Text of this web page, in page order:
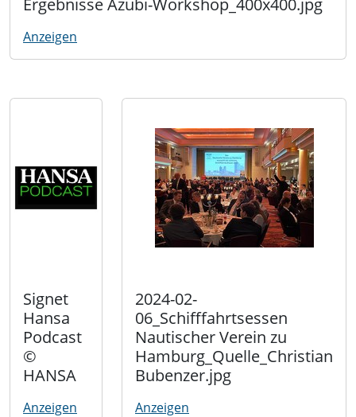
Ergebnisse Azubi-Workshop_400x400.jpg
Anzeigen
Signet
Hansa
Podcast
©
HANSA
Anzeigen
2024-02-
06_Schifffahrtsessen
Nautischer Verein zu
Hamburg_Quelle_Christian
Bubenzer.jpg
Anzeigen